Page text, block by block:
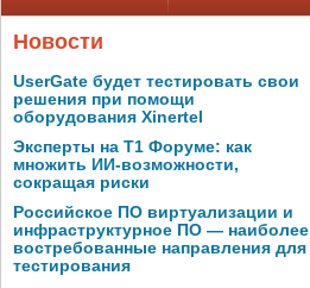
Новости
UserGate будет тестировать свои
решения при помощи
оборудования Xinertel
Эксперты на Т1 Форуме: как
множить ИИ-возможности,
сокращая риски
Российское ПО виртуализации и
инфраструктурное ПО — наиболее
востребованные направления для
тестирования